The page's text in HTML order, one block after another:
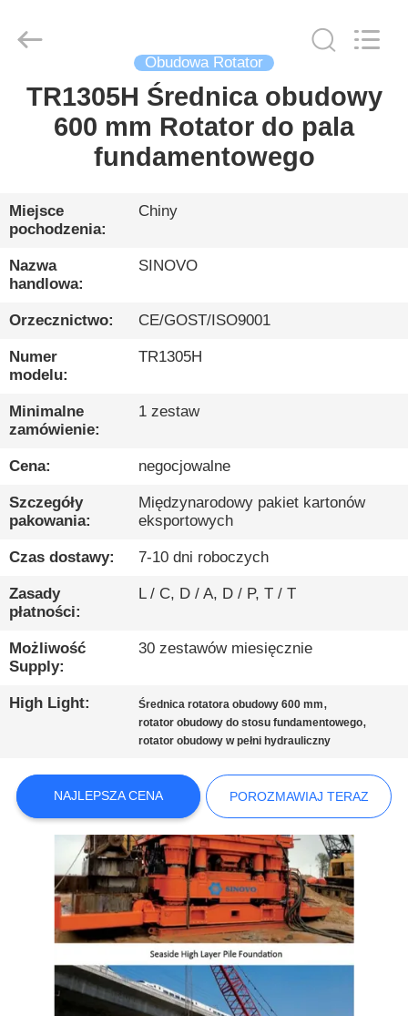
DOM
PRODUKTY
POKAZ
VR
O
NAS
WYCIECZKA
PO
KONTROLA
JAKOŚCI
SKONTAKTUJ
SIĘ
Z
NAMI
POROZMAWIAJ
TERAZ
COMPANY
NEWS
SITEMAP
POLITYKA
PRYWATNOŚCI
Heavy
Industry
Reserved.
Obudowa Rotator
TR1305H Średnica obudowy
600 mm Rotator do pala
fundamentowego
Miejsce
pochodzenia:
Chiny
Nazwa
handlowa:
SINOVO
Orzecznictwo: CE/GOST/ISO9001
Numer
modelu:
TR1305H
Minimalne
zamówienie:
1 zestaw
Cena: negocjowalne
Szczegóły
pakowania:
Międzynarodowy pakiet kartonów
eksportowych
Czas dostawy: 7-10 dni roboczych
Zasady
płatności:
L / C, D / A, D / P, T / T
Możliwość
Supply:
30 zestawów miesięcznie
High Light: Średnica rotatora obudowy 600 mm,
rotator obudowy do stosu fundamentowego,
rotator obudowy w pełni hydrauliczny
NAJLEPSZA CENA POROZMAWIAJ TERAZ